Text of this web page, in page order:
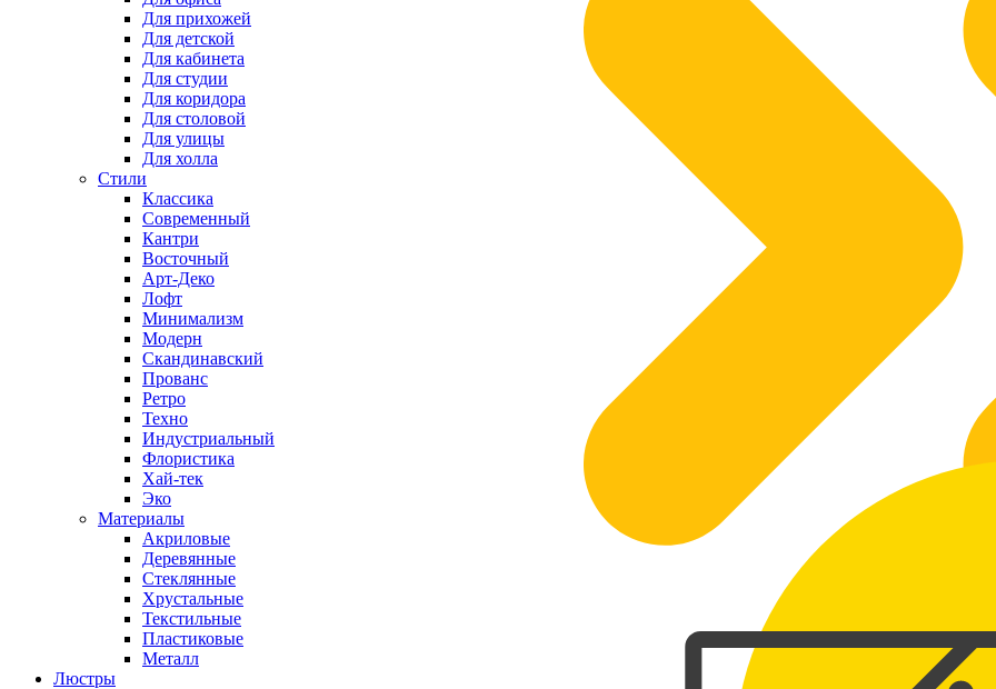
Для прихожей
Для детской
Для кабинета
Для студии
Для коридора
Для столовой
Для улицы
Для холла
Стили
Классика
Современный
Кантри
Восточный
Арт-Деко
Лофт
Минимализм
Модерн
Скандинавский
Прованс
Ретро
Техно
Индустриальный
Флористика
Хай-тек
Эко
Материалы
Акриловые
Деревянные
Стеклянные
Хрустальные
Текстильные
Пластиковые
Металл
Люстры